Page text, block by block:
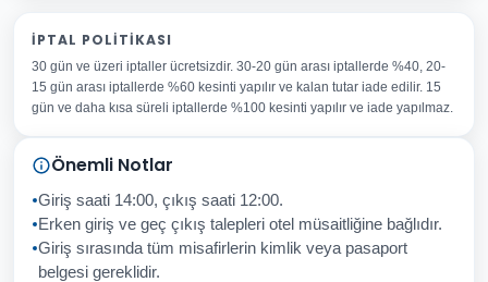
Adınız Soyadınız
E-posta Adresiniz
Konu
Sorunuz
İptal Gönder
İPTAL POLITIKASI
30 gün ve üzeri iptaller ücretsizdir. 30-20 gün arası iptallerde %40, 20-
15 gün arası iptallerde %60 kesinti yapılır ve kalan tutar iade edilir. 15
gün ve daha kısa süreli iptallerde %100 kesinti yapılır ve iade yapılmaz.
Önemli Notlar
Giriş saati 14:00, çıkış saati 12:00.
Erken giriş ve geç çıkış talepleri otel müsaitliğine bağlıdır.
Giriş sırasında tüm misafirlerin kimlik veya pasaport
belgesi gereklidir.